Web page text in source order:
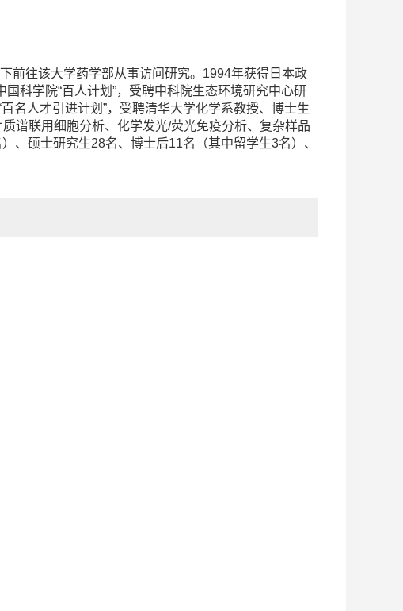
前往该大学药学部从事访问研究。1994年获得日本政
科学院“百人计划”，受聘中科院生态环境研究中心研
名人才引进计划”，受聘清华大学化学系教授、博士生
谱联用细胞分析、化学发光/荧光免疫分析、复杂样品
、硕士研究生28名、博士后11名（其中留学生3名）、